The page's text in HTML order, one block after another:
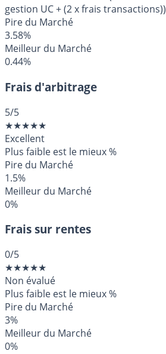
gestion UC + (2 x frais transactions))
Pire du Marché
3.58%
Meilleur du Marché
0.44%
Frais d'arbitrage
5/5
★★★★★
Excellent
Plus faible est le mieux%
Pire du Marché
1.5%
Meilleur du Marché
0%
Frais sur rentes
0/5
★★★★★
Non évalué
Plus faible est le mieux%
Pire du Marché
3%
Meilleur du Marché
0%